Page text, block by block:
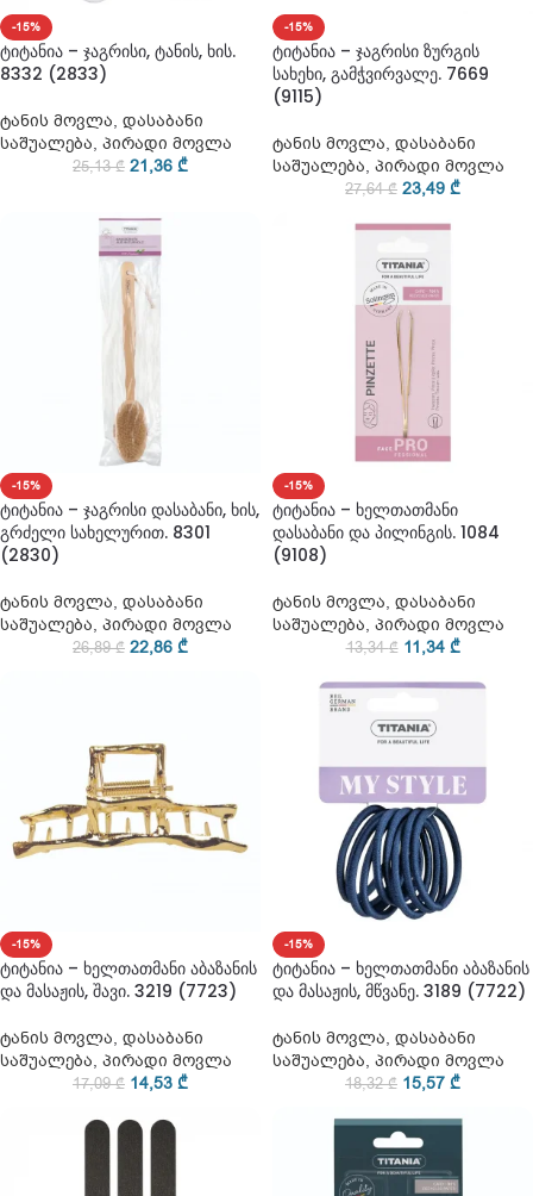
-15%
ტიტანია – ჯაგრისი, ტანის, ხის.
8332 (2833)
ტანის მოვლა, დასაბანი
საშუალება, პირადი მოვლა
25,13₾ 21,36 ₾
-15%
ტიტანია – ჯაგრისი ზურგის
სახეხი, გამჭვირვალე. 7669
(9115)
ტანის მოვლა, დასაბანი
საშუალება, პირადი მოვლა
27,64₾ 23,49 ₾
-15%
ტიტანია – ჯაგრისი დასაბანი, ხის,
გრძელი სახელურით. 8301
(2830)
ტანის მოვლა, დასაბანი
საშუალება, პირადი მოვლა
26,89₾ 22,86 ₾
-15%
ტიტანია – ხელთათმანი
დასაბანი და პილინგის. 1084
(9108)
ტანის მოვლა, დასაბანი
საშუალება, პირადი მოვლა
13,34₾ 11,34 ₾
-15%
ტიტანია – ხელთათმანი აბაზანის
და მასაჟის, შავი. 3219 (7723)
ტანის მოვლა, დასაბანი
საშუალება, პირადი მოვლა
17,09₾ 14,53 ₾
-15%
ტიტანია – ხელთათმანი აბაზანის
და მასაჟის, მწვანე. 3189 (7722)
ტანის მოვლა, დასაბანი
საშუალება, პირადი მოვლა
18,32₾ 15,57 ₾